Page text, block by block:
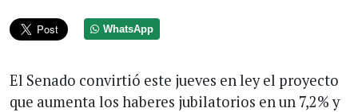
WhatsApp
El Senado convirtió este jueves en ley el proyecto
que aumenta los haberes jubilatorios en un 7,2% y